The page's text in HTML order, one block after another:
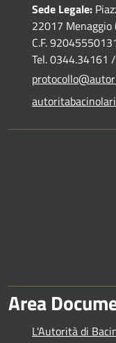
Sede Legale:
22017 Menaggio
C.F.
Tel. 0344.34161
Area
L'Autorità di